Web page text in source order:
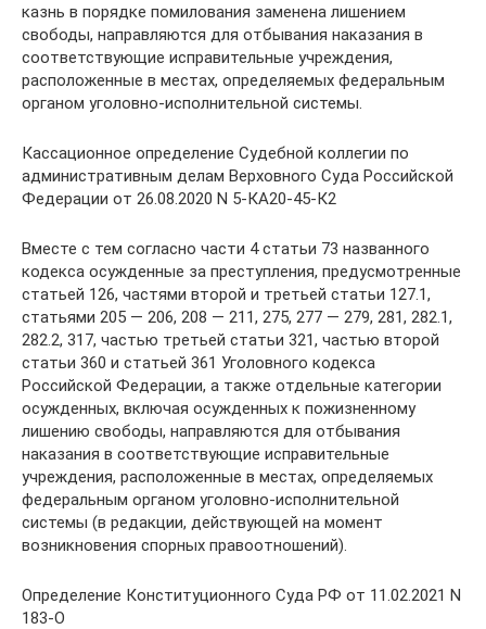
казнь в порядке помилования заменена лишением
свободы, направляются для отбывания наказания в
соответствующие исправительные учреждения,
расположенные в местах, определяемых федеральным
органом уголовно-исполнительной системы.
Кассационное определение Судебной коллегии по
административным делам Верховного Суда Российской
Федерации от 26.08.2020 N 5-КА20-45-К2
Вместе с тем согласно части 4 статьи 73 названного
кодекса осужденные за преступления, предусмотренные
статьей 126, частями второй и третьей статьи 127.1,
статьями 205 — 206, 208 — 211, 275, 277 — 279, 281, 282.1,
282.2, 317, частью третьей статьи 321, частью второй
статьи 360 и статьей 361 Уголовного кодекса
Российской Федерации, а также отдельные категории
осужденных, включая осужденных к пожизненному
лишению свободы, направляются для отбывания
наказания в соответствующие исправительные
учреждения, расположенные в местах, определяемых
федеральным органом уголовно-исполнительной
системы (в редакции, действующей на момент
возникновения спорных правоотношений).
Определение Конституционного Суда РФ от 11.02.2021 N
183-О